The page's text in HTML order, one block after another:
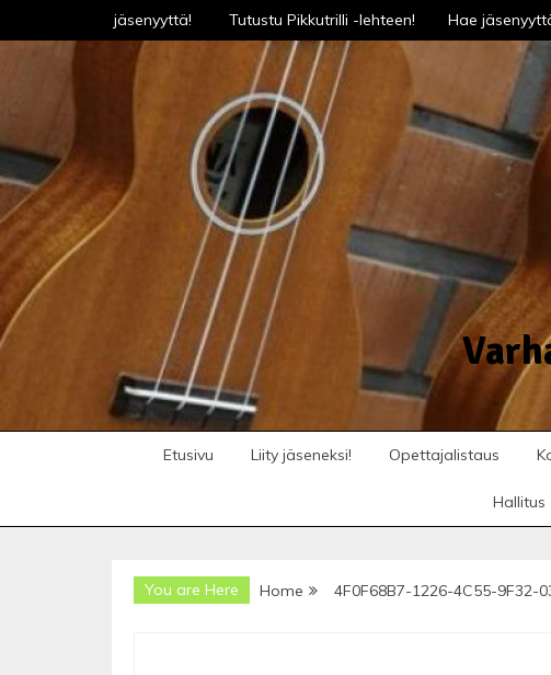
to
Hae jäsenyyttä! Tutustu Pikkutrilli -lehteen! Hae
Etusivu Liity jäseneksi! Opettajalistaus
Hallitus
You are Here Home 4F0F68B7-1226-4C55-9F32-